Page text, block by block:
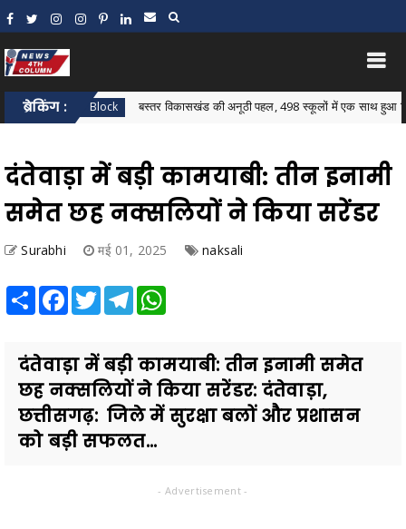
ब्रेकिंग :
Bastar Block बस्तर विकासखंड की अनूठी पहल, 498 स्कूलों में एक साथ हुआ विकासखंड
दंतेवाड़ा में बड़ी कामयाबी: तीन इनामी
समेत छह नक्सलियों ने किया सरेंडर
Surabhi मई 01, 2025 naksali
Share Facebook
TwitterTelegram
दंतेवाड़ा में बड़ी कामयाबी: तीन इनामी समेत
छह नक्सलियों ने किया सरेंडर: दंतेवाड़ा,
छत्तीसगढ़: जिले में सुरक्षा बलों और प्रशासन
को बड़ी सफलत...
- Advertisement -